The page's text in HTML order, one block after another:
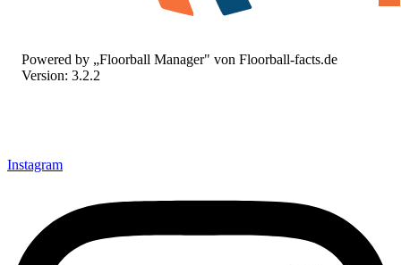
Powered by „Floorball Manager" von Floorball-facts.de
Version: 3.2.2
Instagram